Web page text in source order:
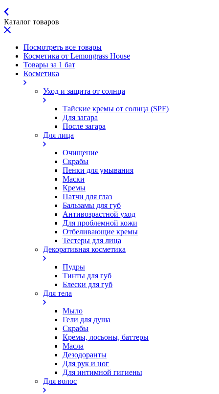
Каталог товаров
Посмотреть все товары
Косметика от Lemongrass House
Товары за 1 бат
Косметика
Уход и защита от солнца
Тайские кремы от солнца (SPF)
Для загара
После загара
Для лица
Очищение
Скрабы
Пенки для умывания
Маски
Кремы
Патчи для глаз
Бальзамы для губ
Антивозрастной уход
Для проблемной кожи
Oтбеливающие кремы
Тестеры для лица
Декоративная косметика
Пудры
Тинты для губ
Блески для губ
Для тела
Мыло
Гели для душа
Скрабы
Кремы, лосьоны, баттеры
Масла
Дезодоранты
Для рук и ног
Для интимной гигиены
Для волос